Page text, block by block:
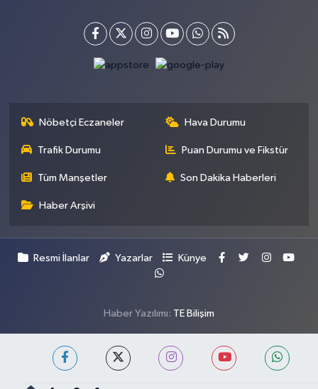
Nöbetçi Eczaneler Hava Durumu
Trafik Durumu Puan Durumu ve Fikstür
Tüm Manşetler Son Dakika Haberleri
Haber Arşivi
Resmi İlanlar Yazarlar Künye
Haber Yazılımı: TE Bilişim